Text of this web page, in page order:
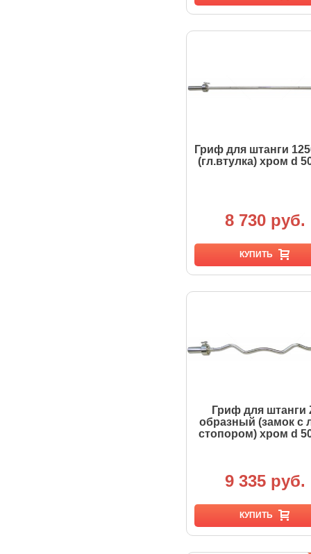
Гриф для штанги
(гл.втулка) хром d
8 730 руб.
КУПИТЬ
Гриф для штанги
образный (замок с
стопором) хром d
9 335 руб.
КУПИТЬ